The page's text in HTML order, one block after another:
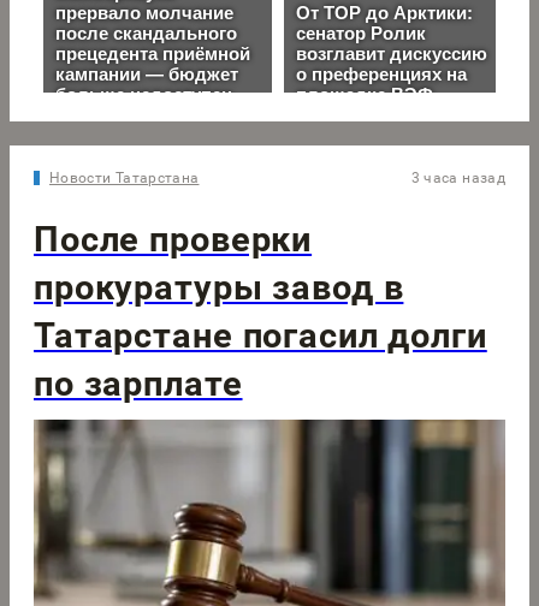
Новости Татарстана 3 часа назад
После проверки
прокуратуры завод в
Татарстане погасил долги
по зарплате